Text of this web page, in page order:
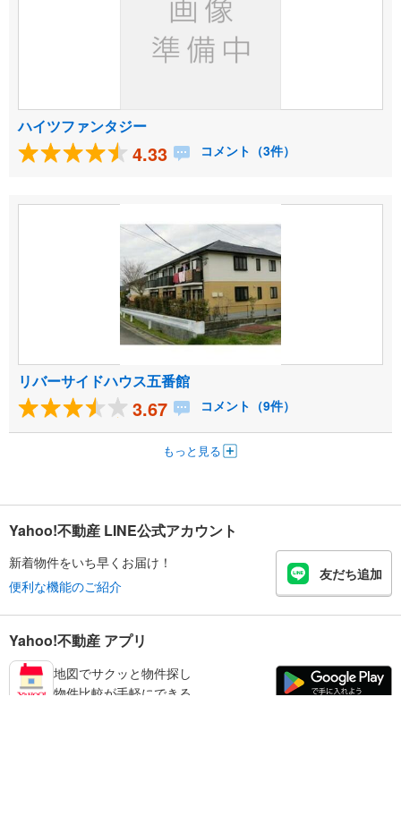
ハイツファンタジー
4.33 コメント（3件）
リバーサイドハウス五番館
3.67 コメント（9件）
もっと見る
Yahoo!不動産 LINE公式アカウント
新着物件をいち早くお届け！
便利な機能のご紹介
友だち追加
Yahoo!不動産 アプリ
地図でサクッと物件探し
物件比較が手軽にできる